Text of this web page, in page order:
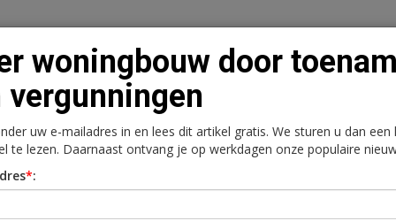
Vacaturebank Contact Abonnementen
woningbouw door
vergunningen
uw e-mailadres in en lees dit artikel gratis. We sturen u dan een
te lezen. Daarnaast ontvang je op werkdagen onze populaire
*: